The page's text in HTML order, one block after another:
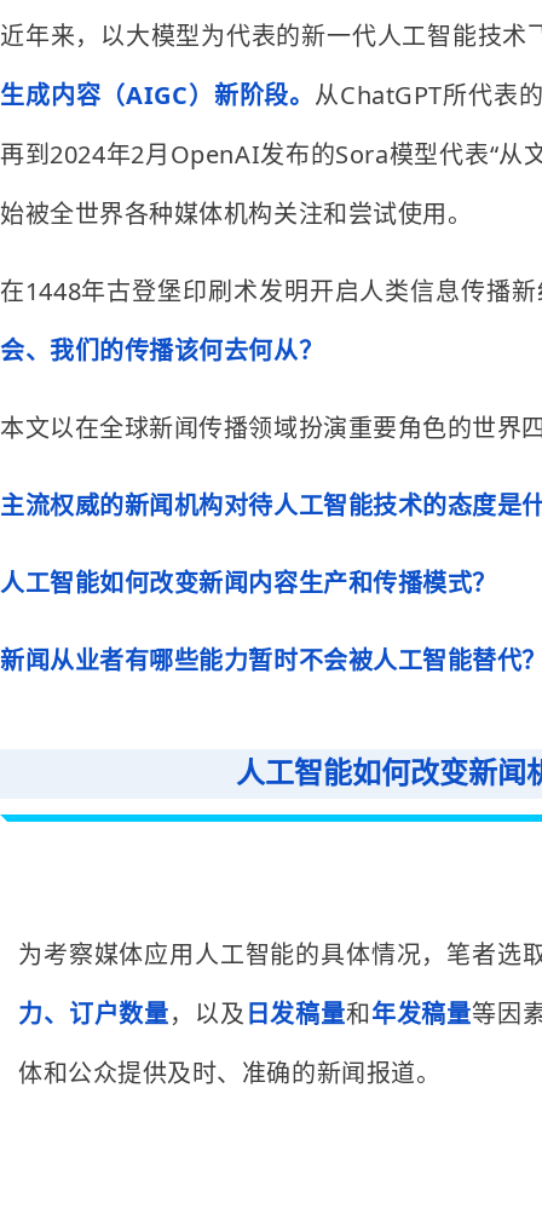
近年来，以大模型为代表的新一代人工智能技术
生成内容（AIGC）新阶段。 从ChatGPT所代表
再到2024年2月OpenAI发布的Sora模型代表“从
始被全世界各种媒体机构关注和尝试使用。
在1448年古登堡印刷术发明开启人类信息传播
会、我们的传播该何去何从？
本文以在全球新闻传播领域扮演重要角色的世界
主流权威的新闻机构对待人工智能技术的态度是
人工智能如何改变新闻内容生产和传播模式？
新闻从业者有哪些能力暂时不会被人工智能替代
人工智能如何改变新闻
为考察媒体应用人工智能的具体情况，笔者选
力、订户数量，以及 日发稿量和年发稿量等因
体和公众提供及时、准确的新闻报道。